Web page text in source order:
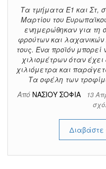
Τα τμήματα Ε1 και Στ,
Μαρτίου του
ενημερώθηκαν για τη
φρούτων και
τους. Ένα προϊόν μπορεί
χιλιομέτρων όταν
χιλιόμετρα και
Τα οφέλη των
Από ΝΑΣΙΟΥ ΣΟΦΙΑ 13
Διαβάστε